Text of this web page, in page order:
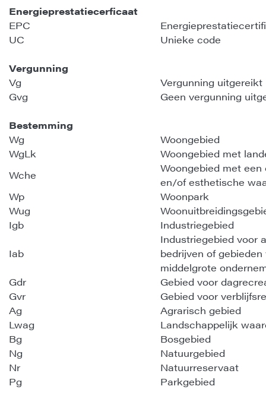
Energieprestatiecerficaat
EPC
UC
Unieke code
Vergunning
Vg
Vergunning uitgereikt
Gvg
Geen vergunning
Bestemming
Wg
Woongebied
WgLk
Woongebied met
Wche
Woongebied met
en/of esthetische
Wp
Woonpark
Wug
Igb
Industriegebied
Iab
Industriegebied voor
bedrijven of
middelgrote
Gdr
Gebied voor
Gvr
Gebied voor
Ag
Agrarisch gebied
Lwag
Landschappelijk
Bg
Bosgebied
Ng
Natuurgebied
Nr
Natuurreservaat
Pg
Parkgebied